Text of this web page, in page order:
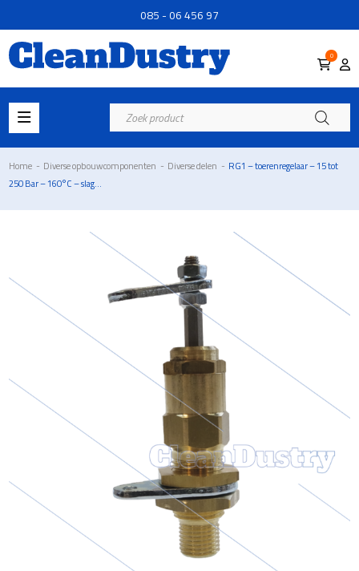
085 - 06 456 97
0
Producten
zoeken
Home - Diverse opbouwcomponenten - Diverse delen - RG1 – toerenregelaar – 15 tot
250 Bar – 160°C – slag...